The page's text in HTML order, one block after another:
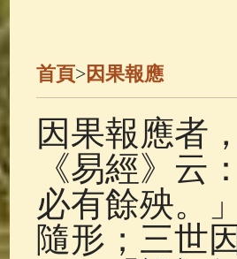
善財童子五十三
佛典故事(37)
首頁>因果報應
因果報應者
《易經》云
必有餘殃。
隨形；三世